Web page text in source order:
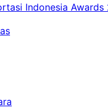
Indonesia Awards